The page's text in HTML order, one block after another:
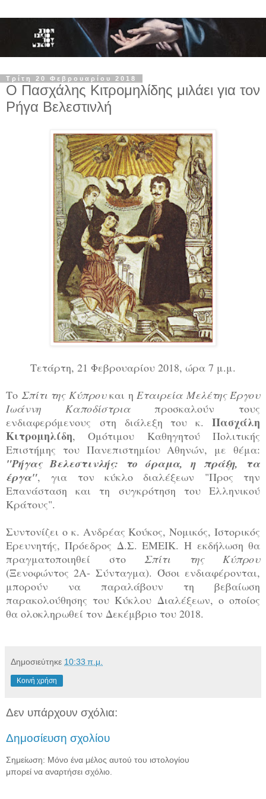
Τρίτη 20 Φεβρουαρίου 2018
Ο Πασχάλης Κιτρομηλίδης μιλάει για τον
Ρήγα Βελεστινλή
Τετάρτη, 21 Φεβρουαρίου 2018, ώρα 7 μ.μ.
Το Σπίτι της Κύπρουκαι η Εταιρεία Μελέτης Έργου
Ιωάννη Καποδίστριαπροσκαλούν τους
ενδιαφερόμενους στη διάλεξη του κ.
Πασχάλη
Κιτρομηλίδη, Ομότιμου Καθηγητού Πολιτικής
Επιστήμης του Πανεπιστημίου Αθηνών, με θέμα:
"Ρήγας Βελεστινλής: το όραμα, η πράξη, τα
έργα", για τον κύκλο διαλέξεων "Προς την
Επανάσταση και τη συγκρότηση του Ελληνικού
Κράτους".
Συντονίζει ο κ. Ανδρέας Κούκος, Νομικός, Ιστορικός
Ερευνητής, Πρόεδρος Δ.Σ. ΕΜΕΙΚ. Η εκδήλωση θα
πραγματοποιηθεί στο Σπίτι της Κύπρου
(Ξενοφώντος 2Α- Σύνταγμα). Όσοι ενδιαφέρονται,
μπορούν να παραλάβουν τη βεβαίωση
παρακολούθησης του Κύκλου Διαλέξεων, ο οποίος
θα ολοκληρωθεί τον Δεκέμβριο του 2018.
Δημοσιεύτηκε 10:33 π.μ.
Κοινή χρήση
Δεν υπάρχουν σχόλια:
Δημοσίευση σχολίου
Σημείωση: Μόνο ένα μέλος αυτού του ιστολογίου
μπορεί να αναρτήσει σχόλιο.